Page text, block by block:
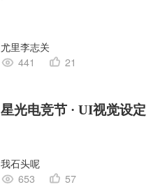
尤里李志关
441
21
星光电竞节 · UI视觉设定
我石头呢
653
57